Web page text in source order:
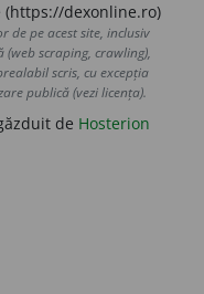
(https://dexonline.ro)
de pe acest site, inclusiv
scraping, crawling),
scris, cu excepția
publică (vezi licența).
de Hosterion